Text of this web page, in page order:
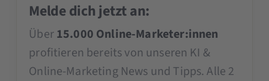
Melde dich jetzt an:
Über15.000 Online-Marketer:innen
profitieren bereits von unseren KI &
Online-Marketing News und Tipps. Alle 2